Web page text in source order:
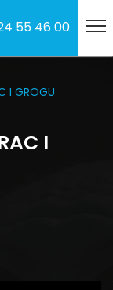
55 46 00
I GROGU
I